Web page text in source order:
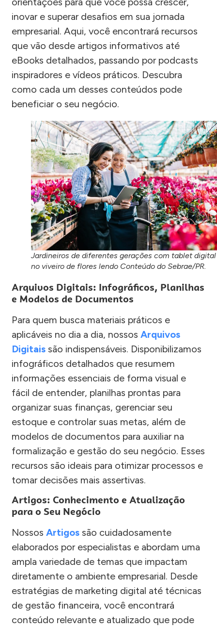
inovar e superar desafios em sua jornada
empresarial. Aqui, você encontrará recursos
que vão desde artigos informativos até
eBooks detalhados, passando por podcasts
inspiradores e vídeos práticos. Descubra
como cada um desses conteúdos pode
beneficiar o seu negócio.
Jardineiros de diferentes gerações com tablet digital
no viveiro de flores lendo Conteúdo do Sebrae/PR.
Arquivos Digitais: Infográficos, Planilhas
e Modelos de Documentos
Para quem busca materiais práticos e
aplicáveis no dia a dia, nossos Arquivos
Digitais são indispensáveis. Disponibilizamos
infográficos detalhados que resumem
informações essenciais de forma visual e
fácil de entender, planilhas prontas para
organizar suas finanças, gerenciar seu
estoque e controlar suas metas, além de
modelos de documentos para auxiliar na
formalização e gestão do seu negócio. Esses
recursos são ideais para otimizar processos e
tomar decisões mais assertivas.
Artigos: Conhecimento e Atualização
para o Seu Negócio
Nossos Artigos são cuidadosamente
elaborados por especialistas e abordam uma
ampla variedade de temas que impactam
diretamente o ambiente empresarial. Desde
estratégias de marketing digital até técnicas
de gestão financeira, você encontrará
conteúdo relevante e atualizado que pode